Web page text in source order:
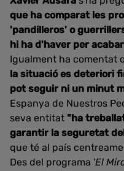
que ha comparat les
'pandilleros' o
hi ha d'haver per
Igualment ha comentat
la situació es deteriori
pot seguir ni un minut
Espanya de Nuestros
seva entitat "ha
garantir la seguretat
que té al país
Des del programa 'El